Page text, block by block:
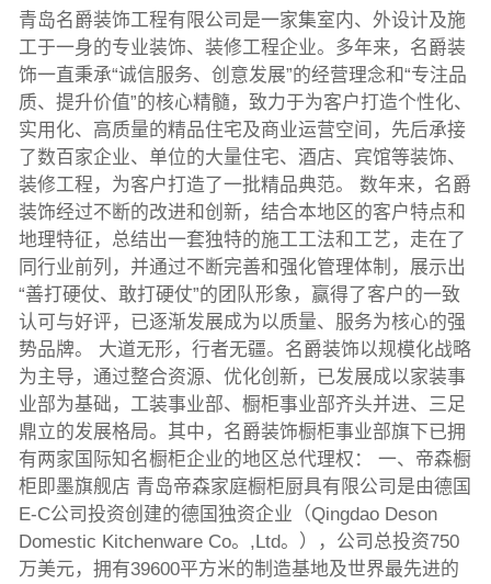
青岛名爵装饰工程有限公司是一家集室内、外设计及施
工于一身的专业装饰、装修工程企业。多年来，名爵装
饰一直秉承“诚信服务、创意发展”的经营理念和“专注品
质、提升价值”的核心精髓，致力于为客户打造个性化、
实用化、高质量的精品住宅及商业运营空间，先后承接
了数百家企业、单位的大量住宅、酒店、宾馆等装饰、
装修工程，为客户打造了一批精品典范。 数年来，名爵
装饰经过不断的改进和创新，结合本地区的客户特点和
地理特征，总结出一套独特的施工工法和工艺，走在了
同行业前列，并通过不断完善和强化管理体制，展示出
“善打硬仗、敢打硬仗”的团队形象，赢得了客户的一致
认可与好评，已逐渐发展成为以质量、服务为核心的强
势品牌。 大道无形，行者无疆。名爵装饰以规模化战略
为主导，通过整合资源、优化创新，已发展成以家装事
业部为基础，工装事业部、橱柜事业部齐头并进、三足
鼎立的发展格局。其中，名爵装饰橱柜事业部旗下已拥
有两家国际知名橱柜企业的地区总代理权： 一、帝森橱
柜即墨旗舰店 青岛帝森家庭橱柜厨具有限公司是由德国
E-C公司投资创建的德国独资企业（Qingdao Deson
Domestic Kitchenware Co。,Ltd。），公司总投资750
万美元，拥有39600平方米的制造基地及世界最先进的